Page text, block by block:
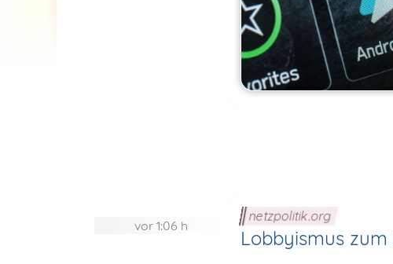
vor 1:06 h
netzpolitik.org
Lobbyismus zum